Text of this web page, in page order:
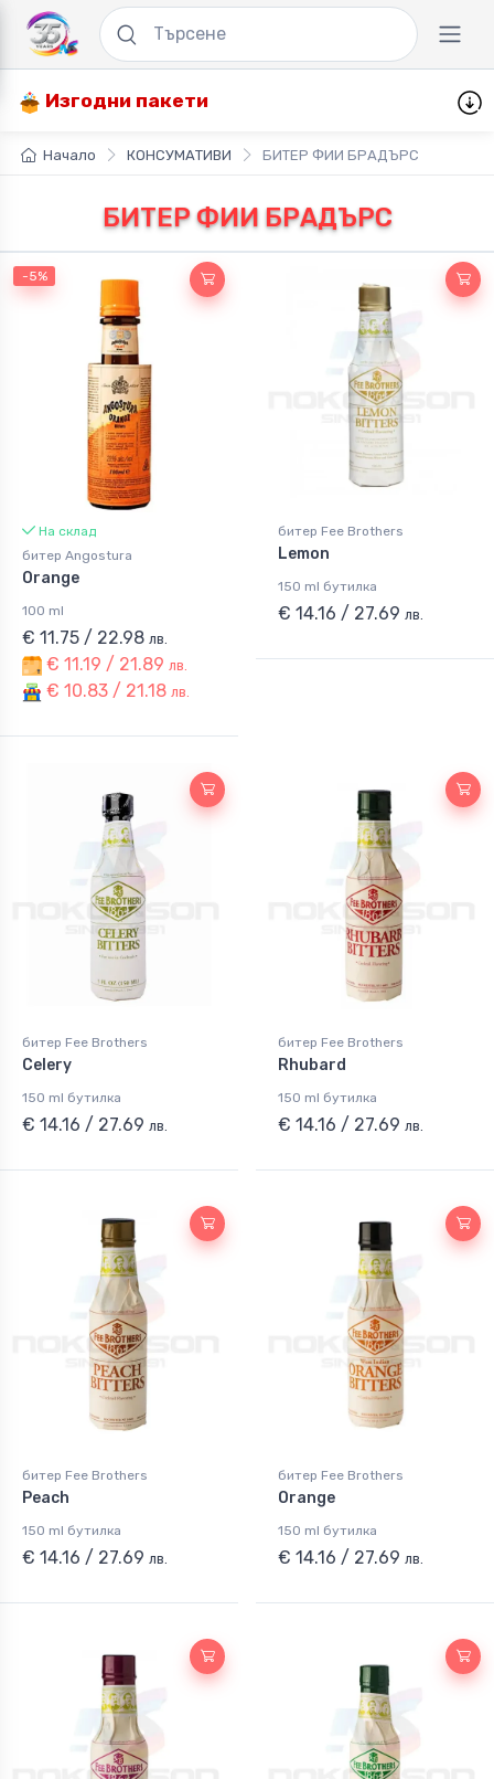
Изгодни пакети
Начало КОНСУМАТИВИ БИТЕР ФИИ БРАДЪРС
БИТЕР ФИИ БРАДЪРС
-5%
На склад
битер Angostura
Orange
100 ml
€ 11.75 / 22.98 лв.
€ 11.19 / 21.89 лв.
€ 10.83 / 21.18 лв.
битер Fee Brothers
Lemon
150 ml бутилка
€ 14.16 / 27.69 лв.
битер Fee Brothers
Celery
150 ml бутилка
€ 14.16 / 27.69 лв.
битер Fee Brothers
Rhubard
150 ml бутилка
€ 14.16 / 27.69 лв.
битер Fee Brothers
Peach
150 ml бутилка
€ 14.16 / 27.69 лв.
битер Fee Brothers
Orange
150 ml бутилка
€ 14.16 / 27.69 лв.